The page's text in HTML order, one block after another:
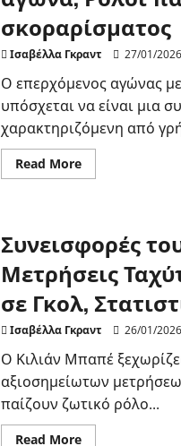
Επιθετικές
μεταβάσεις
σκοραρίσματος
Ισαβέλλα Γκραντ 27/01/2026
Ο επερχόμενος αγώνας
υπόσχεται να είναι μια
χαρακτηριζόμενη από
Read MoreRead
more
Ρυθμός
αγώνα,
Ρόλοι
παικτών,
Ευκαιρίες
σκοραρίσματος
Συνεισφορές
Μετρήσεις
σε Γκολ,
Ισαβέλλα Γκραντ 26/01/2026
Ο Κιλιάν Μπαπέ
αξιοσημείωτων
παίζουν ζωτικό ρόλο...
Read MoreRead